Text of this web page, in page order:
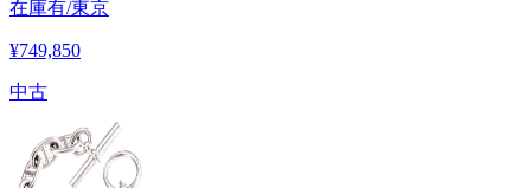
在庫有/東京
¥749,850
中古